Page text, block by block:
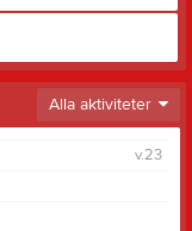
Alla aktiviteter
v.23